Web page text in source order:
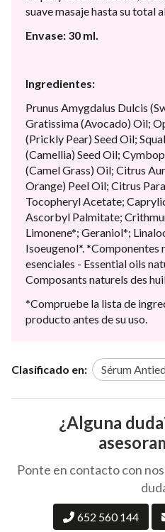
suave masaje hasta su total
Envase: 30 ml.
Ingredientes:
Prunus Amygdalus Dulcis
Gratissima (Avocado) Oil;
(Prickly Pear) Seed Oil;
(Camellia) Seed Oil;
(Camel Grass) Oil; Citrus
Orange) Peel Oil; Citrus
Tocopheryl Acetate;
Ascorbyl Palmitate;
Limonene*; Geraniol*;
Isoeugenol*. *Componentes
esenciales - Essential oils
Composants naturels des
*Compruebe la lista de
producto antes de su uso.
Clasificado en: Sérum
¿Alguna
Ponte en contacto con
652 560 144